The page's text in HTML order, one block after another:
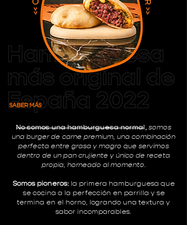
SABER MÁS
No somos una hamburguesa normal, somos
una burger de carne premium, una combinación
perfecta entre grasa y magro que servimos
dentro de un pan crujiente y único de receta
propia, horneado al momento.
Somos pioneros:la primera hamburguesa que
se cocina a la perfección en parrilla y se
termina en el horno, logrando una textura y
sabor incomparables.